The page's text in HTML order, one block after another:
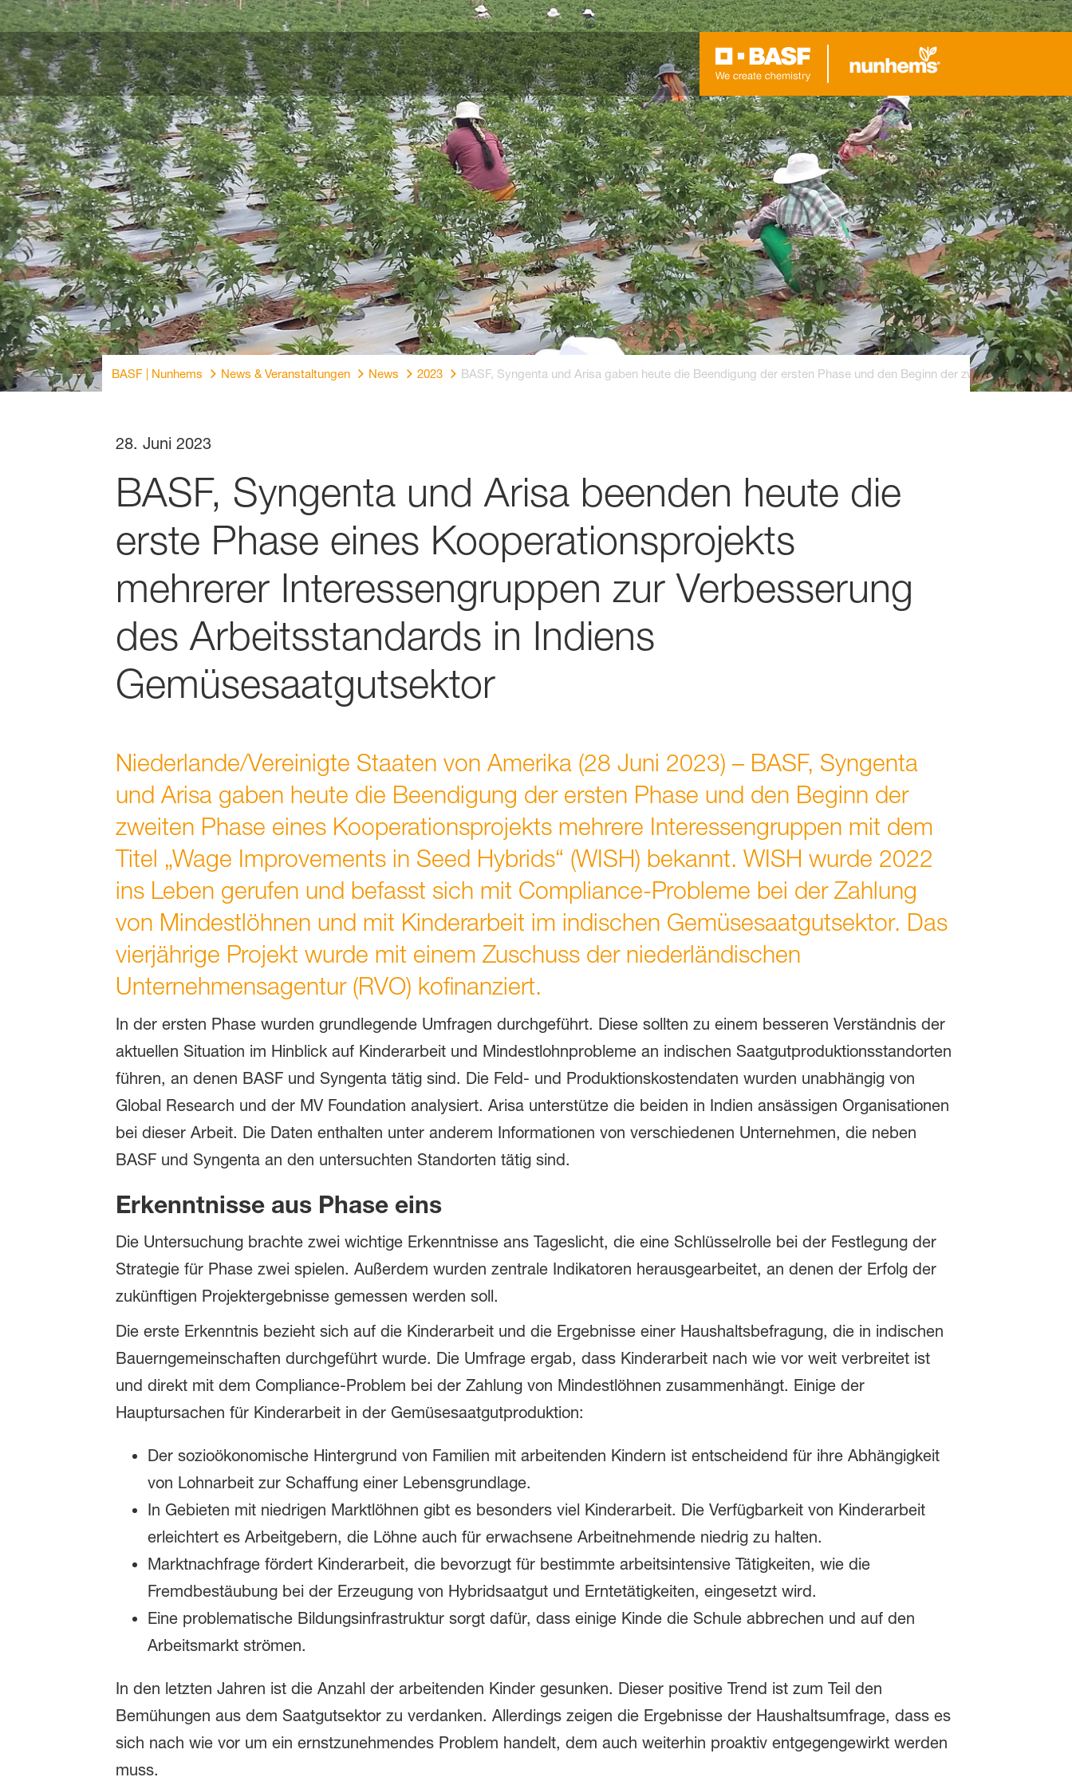
BASF | Nunhems News & Veranstaltungen News 2023 BASF, Syngenta und Arisa gaben heute die Beendigung der ersten Phase und den Beginn der zweiten Phase
28. Juni 2023
BASF, Syngenta und Arisa beenden heute die
erste Phase eines Kooperationsprojekts
mehrerer Interessengruppen zur Verbesserung
des Arbeitsstandards in Indiens
Gemüsesaatgutsektor
Niederlande/Vereinigte Staaten von Amerika (28 Juni 2023) – BASF, Syngenta
und Arisa gaben heute die Beendigung der ersten Phase und den Beginn der
zweiten Phase eines Kooperationsprojekts mehrere Interessengruppen mit dem
Titel „Wage Improvements in Seed Hybrids“ (WISH) bekannt. WISH wurde 2022
ins Leben gerufen und befasst sich mit Compliance-Probleme bei der Zahlung
von Mindestlöhnen und mit Kinderarbeit im indischen Gemüsesaatgutsektor. Das
vierjährige Projekt wurde mit einem Zuschuss der niederländischen
Unternehmensagentur (RVO) kofinanziert.
In der ersten Phase wurden grundlegende Umfragen durchgeführt. Diese sollten zu einem besseren Verständnis der
aktuellen Situation im Hinblick auf Kinderarbeit und Mindestlohnprobleme an indischen Saatgutproduktionsstandorten
führen, an denen BASF und Syngenta tätig sind. Die Feld- und Produktionskostendaten wurden unabhängig von
Global Research und der MV Foundation analysiert. Arisa unterstütze die beiden in Indien ansässigen Organisationen
bei dieser Arbeit. Die Daten enthalten unter anderem Informationen von verschiedenen Unternehmen, die neben
BASF und Syngenta an den untersuchten Standorten tätig sind.
Erkenntnisse aus Phase eins
Die Untersuchung brachte zwei wichtige Erkenntnisse ans Tageslicht, die eine Schlüsselrolle bei der Festlegung der
Strategie für Phase zwei spielen. Außerdem wurden zentrale Indikatoren herausgearbeitet, an denen der Erfolg der
zukünftigen Projektergebnisse gemessen werden soll.
Die erste Erkenntnis bezieht sich auf die Kinderarbeit und die Ergebnisse einer Haushaltsbefragung, die in indischen
Bauerngemeinschaften durchgeführt wurde. Die Umfrage ergab, dass Kinderarbeit nach wie vor weit verbreitet ist
und direkt mit dem Compliance-Problem bei der Zahlung von Mindestlöhnen zusammenhängt. Einige der
Hauptursachen für Kinderarbeit in der Gemüsesaatgutproduktion:
Der sozioökonomische Hintergrund von Familien mit arbeitenden Kindern ist entscheidend für ihre Abhängigkeit
von Lohnarbeit zur Schaffung einer Lebensgrundlage.
In Gebieten mit niedrigen Marktlöhnen gibt es besonders viel Kinderarbeit. Die Verfügbarkeit von Kinderarbeit
erleichtert es Arbeitgebern, die Löhne auch für erwachsene Arbeitnehmende niedrig zu halten.
Marktnachfrage fördert Kinderarbeit, die bevorzugt für bestimmte arbeitsintensive Tätigkeiten, wie die
Fremdbestäubung bei der Erzeugung von Hybridsaatgut und Erntetätigkeiten, eingesetzt wird.
Eine problematische Bildungsinfrastruktur sorgt dafür, dass einige Kinde die Schule abbrechen und auf den
Arbeitsmarkt strömen.
In den letzten Jahren ist die Anzahl der arbeitenden Kinder gesunken. Dieser positive Trend ist zum Teil den
Bemühungen aus dem Saatgutsektor zu verdanken. Allerdings zeigen die Ergebnisse der Haushaltsumfrage, dass es
sich nach wie vor um ein ernstzunehmendes Problem handelt, dem auch weiterhin proaktiv entgegengewirkt werden
muss.